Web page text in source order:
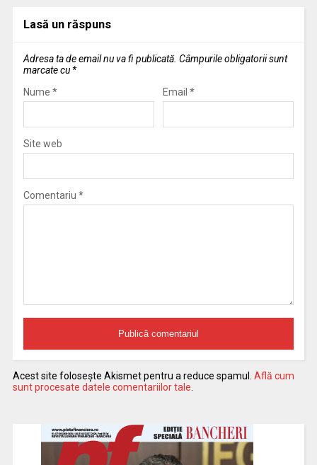
Lasă un răspuns
Adresa ta de email nu va fi publicată. Câmpurile obligatorii sunt
marcate cu *
Nume * Email *
Site web
Comentariu *
Acest site folosește Akismet pentru a reduce spamul. Află cum
sunt procesate datele comentariilor tale